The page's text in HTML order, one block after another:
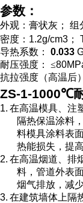
参数：
外观：膏状灰；
组
密度： 1.2g/cm3 ；
导热系数：
0.033
耐压强度：
≤
抗拉强度（高温后
ZS-1-1000℃
1. 在高温模具、注
隔热保温涂料，
料模具涂料表
热能损失，提
2. 在高温烟道、排
料，管道外表
烟气排放，减
3. 在建筑墙体上隔